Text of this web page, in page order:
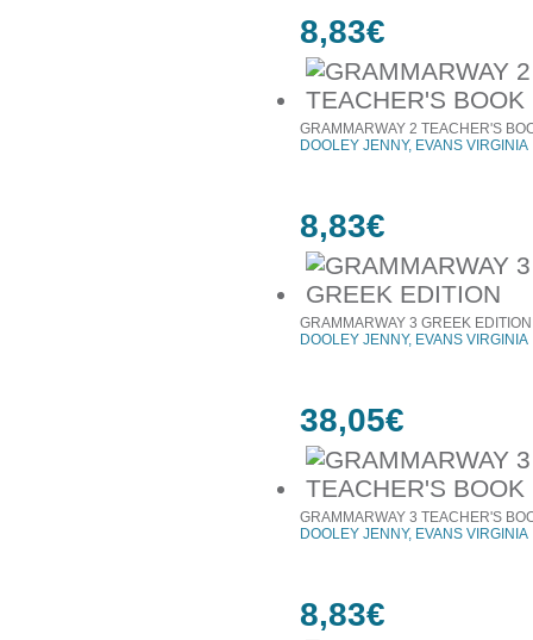
8,83€
GRAMMARWAY 2 TEACHER'S
DOOLEY JENNY, EVANS VIRGINIA
8,83€
GRAMMARWAY 3 GREEK EDITION
DOOLEY JENNY, EVANS VIRGINIA
38,05€
GRAMMARWAY 3 TEACHER'S
DOOLEY JENNY, EVANS VIRGINIA
8,83€